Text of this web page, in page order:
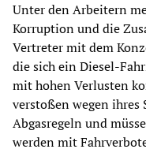
Unter den Arbeitern
Korruption und die
Vertreter mit dem
die sich ein Diesel-
mit hohen Verlusten
verstoßen wegen ihres
Abgasregeln und
werden mit